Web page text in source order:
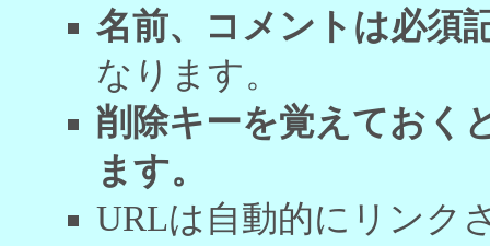
名前、コメントは必須
なります。
削除キーを覚えておく
ます。
URLは自動的にリンク